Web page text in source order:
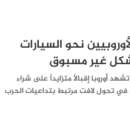
نحو السيارات
غير مسبوق
أوروبا إقبالاً متزايداً على شراء
في تحول لافت مرتبط بتداعيات الحرب